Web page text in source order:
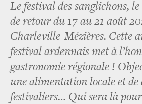
Le festival des sanglichons,
de retour du 17 au 21 août
Charleville-Mézières. Cette
festival ardennais met à
gastronomie régionale !
une alimentation locale et
festivaliers… Qui sera là